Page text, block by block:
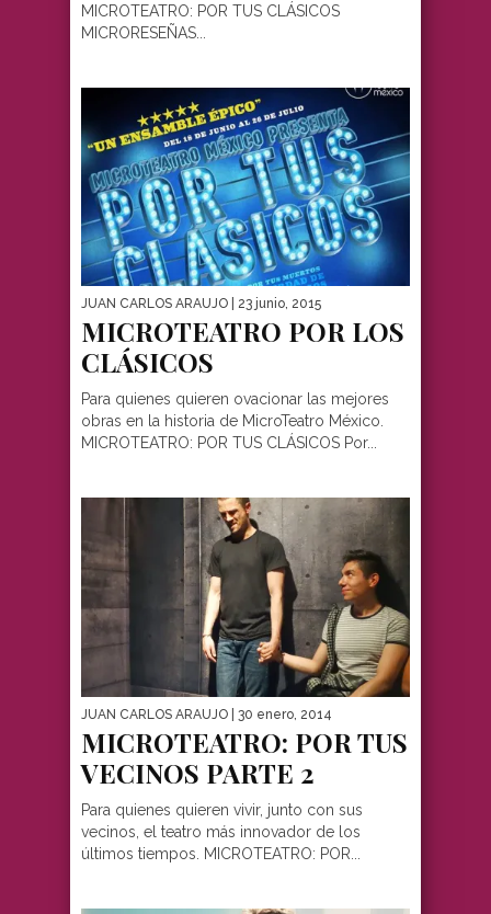
MICROTEATRO: POR TUS CLÁSICOS
MICRORESEÑAS...
JUAN CARLOS ARAUJO | 23 junio, 2015
MICROTEATRO POR LOS
CLÁSICOS
Para quienes quieren ovacionar las mejores
obras en la historia de MicroTeatro México.
MICROTEATRO: POR TUS CLÁSICOS Por...
JUAN CARLOS ARAUJO | 30 enero, 2014
MICROTEATRO: POR TUS
VECINOS PARTE 2
Para quienes quieren vivir, junto con sus
vecinos, el teatro más innovador de los
últimos tiempos. MICROTEATRO: POR...